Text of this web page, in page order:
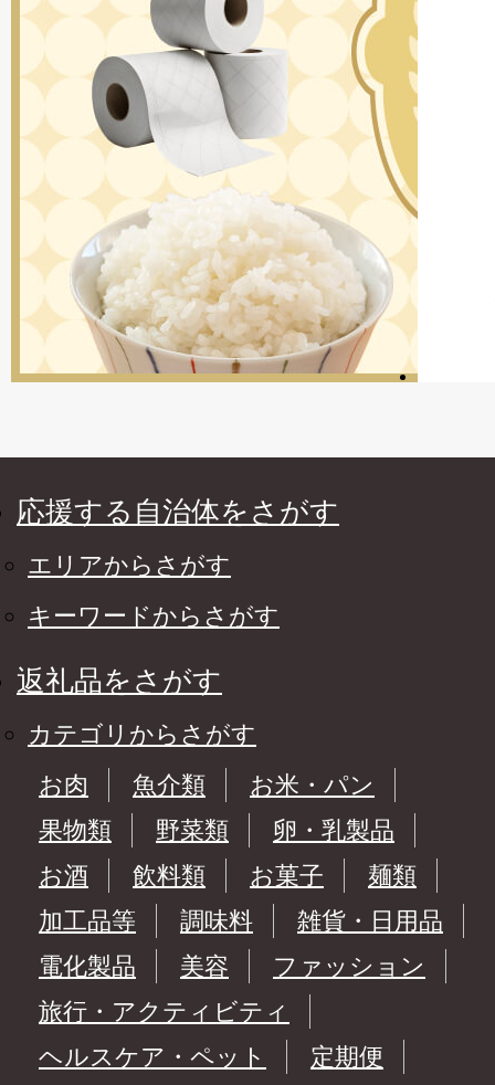
応援する自治体をさがす
エリアからさがす
キーワードからさがす
返礼品をさがす
カテゴリからさがす
お肉
魚介類
お米・パン
果物類
野菜類
卵・乳製品
お酒
飲料類 お菓子
麺類
加工品等
調味料
雑貨・日用品
電化製品
美容
ファッション
旅行・アクティビティ
ヘルスケア・ペット
定期便